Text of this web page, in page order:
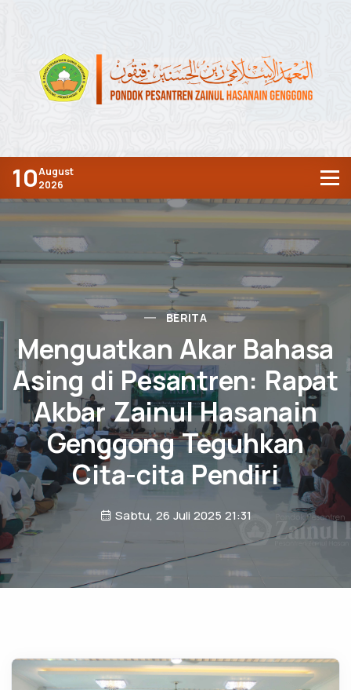
10August
2026
BERITA
Menguatkan Akar Bahasa
Asing di Pesantren: Rapat
Akbar Zainul Hasanain
Genggong Teguhkan
Cita-cita Pendiri
Sabtu, 26 Juli 2025 21:31